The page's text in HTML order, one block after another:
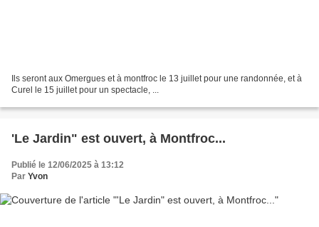
Ils seront aux Omergues et à montfroc le 13 juillet pour une randonnée, et à
Curel le 15 juillet pour un spectacle, ...
'Le Jardin" est ouvert, à Montfroc...
Publié le 12/06/2025 à 13:12
Par Yvon